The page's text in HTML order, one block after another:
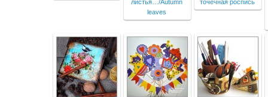
листья…/Autumn
leaves
точечная роспись